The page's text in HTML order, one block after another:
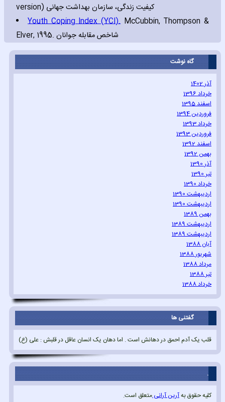
version) کیفیت زندگی، سازمان بهداشت جهانی
Youth Coping Index (YCI). McCubbin‚ Thompson &
Elver‚ 1995. شاخص مقابله جوانان
گاه نوشت
آذر 1402
خرداد 1396
اسفند 1395
فروردین 1394
خرداد 1393
فروردین 1393
اسفند 1392
بهمن 1392
آذر 1390
تیر 1390
خرداد 1390
اردیبهشت 1390
اردیبهشت 1390
بهمن 1389
اردیبهشت 1389
اردیبهشت 1389
آبان 1388
شهریور 1388
مرداد 1388
تیر 1388
خرداد 1388
گفتنی ها
قلب یک آدم احمق در دهانش است . اما دهان یک انسان عاقل در قلبش : علی (ع)
.
کلیه حقوق بهآرین آرانیمتعلق است.